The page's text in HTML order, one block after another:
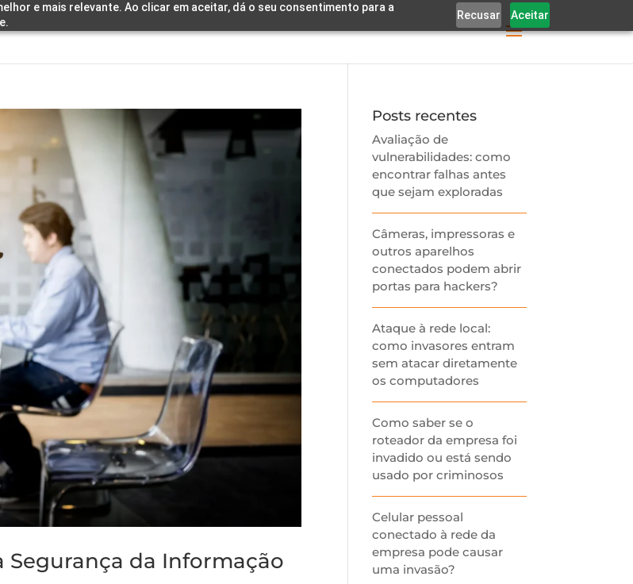
e mais relevante. Ao clicar em aceitar, dá o seu consentimento para a
Recusar Aceitar
Segurança da Informação
Posts recentes
Avaliação de
vulnerabilidades: como
encontrar falhas antes
que sejam exploradas
Câmeras, impressoras e
outros aparelhos
conectados podem abrir
portas para hackers?
Ataque à rede local:
como invasores entram
sem atacar diretamente
os computadores
Como saber se o
roteador da empresa foi
invadido ou está sendo
usado por criminosos
Celular pessoal
conectado à rede da
empresa pode causar
uma invasão?